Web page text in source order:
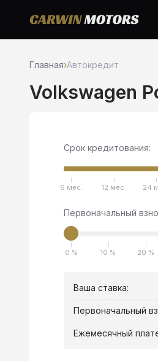
Главная›Автокредит
Volkswagen
Срок кредитования:
6 мес. 12 мес. 24
Первоначальный
0 % 10 % 20 %
Ваша ставка:
Первоначальный
Ежемесячный